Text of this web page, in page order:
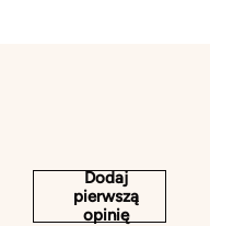
Dodaj
pierwszą
opinię